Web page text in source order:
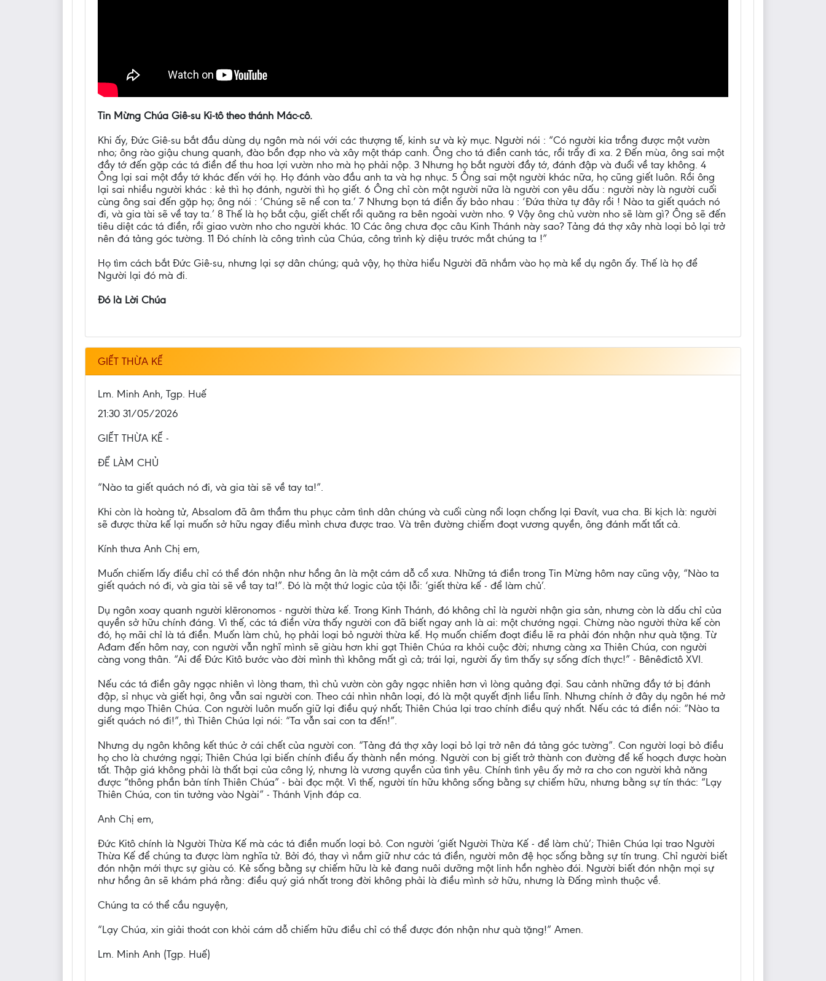
Tin Mừng Chúa Giê-su Ki-tô theo thánh Mác-cô.
Khi ấy, Đức Giê-su bắt đầu dùng dụ ngôn mà nói với các thượng tế, kinh sư và kỳ mục. Người nói : “Có người kia trồng được một vườn
nho; ông rào giậu chung quanh, đào bồn đạp nho và xây một tháp canh. Ông cho tá điền canh tác, rồi trẩy đi xa. 2 Đến mùa, ông sai một
đầy tớ đến gặp các tá điền để thu hoa lợi vườn nho mà họ phải nộp. 3 Nhưng họ bắt người đầy tớ, đánh đập và đuổi về tay không. 4
Ông lại sai một đầy tớ khác đến với họ. Họ đánh vào đầu anh ta và hạ nhục. 5 Ông sai một người khác nữa, họ cũng giết luôn. Rồi ông
lại sai nhiều người khác : kẻ thì họ đánh, người thì họ giết. 6 Ông chỉ còn một người nữa là người con yêu dấu : người này là người cuối
cùng ông sai đến gặp họ; ông nói : ‘Chúng sẽ nể con ta.’ 7 Nhưng bọn tá điền ấy bảo nhau : ‘Đứa thừa tự đây rồi ! Nào ta giết quách nó
đi, và gia tài sẽ về tay ta.’ 8 Thế là họ bắt cậu, giết chết rồi quăng ra bên ngoài vườn nho. 9 Vậy ông chủ vườn nho sẽ làm gì? Ông sẽ đến
tiêu diệt các tá điền, rồi giao vườn nho cho người khác. 10 Các ông chưa đọc câu Kinh Thánh này sao? Tảng đá thợ xây nhà loại bỏ lại trở
nên đá tảng góc tường. 11 Đó chính là công trình của Chúa, công trình kỳ diệu trước mắt chúng ta !”
Họ tìm cách bắt Đức Giê-su, nhưng lại sợ dân chúng; quả vậy, họ thừa hiểu Người đã nhắm vào họ mà kể dụ ngôn ấy. Thế là họ để
Người lại đó mà đi.
Đó là Lời Chúa
GIẾT THỪA KẾ
Lm. Minh Anh, Tgp. Huế
21:30 31/05/2026
GIẾT THỪA KẾ -
ĐỂ LÀM CHỦ
“Nào ta giết quách nó đi, và gia tài sẽ về tay ta!”.
Khi còn là hoàng tử, Absalom đã âm thầm thu phục cảm tình dân chúng và cuối cùng nổi loạn chống lại Đavít, vua cha. Bi kịch là: người
sẽ được thừa kế lại muốn sở hữu ngay điều mình chưa được trao. Và trên đường chiếm đoạt vương quyền, ông đánh mất tất cả.
Kính thưa Anh Chị em,
Muốn chiếm lấy điều chỉ có thể đón nhận như hồng ân là một cám dỗ cổ xưa. Những tá điền trong Tin Mừng hôm nay cũng vậy, “Nào ta
giết quách nó đi, và gia tài sẽ về tay ta!”. Đó là một thứ logic của tội lỗi: ‘giết thừa kế - để làm chủ’.
Dụ ngôn xoay quanh người klēronomos - người thừa kế. Trong Kinh Thánh, đó không chỉ là người nhận gia sản, nhưng còn là dấu chỉ của
quyền sở hữu chính đáng. Vì thế, các tá điền vừa thấy người con đã biết ngay anh là ai: một chướng ngại. Chừng nào người thừa kế còn
đó, họ mãi chỉ là tá điền. Muốn làm chủ, họ phải loại bỏ người thừa kế. Họ muốn chiếm đoạt điều lẽ ra phải đón nhận như quà tặng. Từ
Ađam đến hôm nay, con người vẫn nghĩ mình sẽ giàu hơn khi gạt Thiên Chúa ra khỏi cuộc đời; nhưng càng xa Thiên Chúa, con người
càng vong thân. “Ai để Đức Kitô bước vào đời mình thì không mất gì cả; trái lại, người ấy tìm thấy sự sống đích thực!” - Bênêđictô XVI.
Nếu các tá điền gây ngạc nhiên vì lòng tham, thì chủ vườn còn gây ngạc nhiên hơn vì lòng quảng đại. Sau cảnh những đầy tớ bị đánh
đập, sỉ nhục và giết hại, ông vẫn sai người con. Theo cái nhìn nhân loại, đó là một quyết định liều lĩnh. Nhưng chính ở đây dụ ngôn hé mở
dung mạo Thiên Chúa. Con người luôn muốn giữ lại điều quý nhất; Thiên Chúa lại trao chính điều quý nhất. Nếu các tá điền nói: “Nào ta
giết quách nó đi!”, thì Thiên Chúa lại nói: “Ta vẫn sai con ta đến!”.
Nhưng dụ ngôn không kết thúc ở cái chết của người con. “Tảng đá thợ xây loại bỏ lại trở nên đá tảng góc tường”. Con người loại bỏ điều
họ cho là chướng ngại; Thiên Chúa lại biến chính điều ấy thành nền móng. Người con bị giết trở thành con đường để kế hoạch được hoàn
tất. Thập giá không phải là thất bại của công lý, nhưng là vương quyền của tình yêu. Chính tình yêu ấy mở ra cho con người khả năng
được “thông phần bản tính Thiên Chúa” - bài đọc một. Vì thế, người tín hữu không sống bằng sự chiếm hữu, nhưng bằng sự tín thác: “Lạy
Thiên Chúa, con tin tưởng vào Ngài” - Thánh Vịnh đáp ca.
Anh Chị em,
Đức Kitô chính là Người Thừa Kế mà các tá điền muốn loại bỏ. Con người ‘giết Người Thừa Kế - để làm chủ’; Thiên Chúa lại trao Người
Thừa Kế để chúng ta được làm nghĩa tử. Bởi đó, thay vì nắm giữ như các tá điền, người môn đệ học sống bằng sự tín trung. Chỉ người biết
đón nhận mới thực sự giàu có. Kẻ sống bằng sự chiếm hữu là kẻ đang nuôi dưỡng một linh hồn nghèo đói. Người biết đón nhận mọi sự
như hồng ân sẽ khám phá rằng: điều quý giá nhất trong đời không phải là điều mình sở hữu, nhưng là Đấng mình thuộc về.
Chúng ta có thể cầu nguyện,
“Lạy Chúa, xin giải thoát con khỏi cám dỗ chiếm hữu điều chỉ có thể được đón nhận như quà tặng!” Amen.
Lm. Minh Anh (Tgp. Huế)